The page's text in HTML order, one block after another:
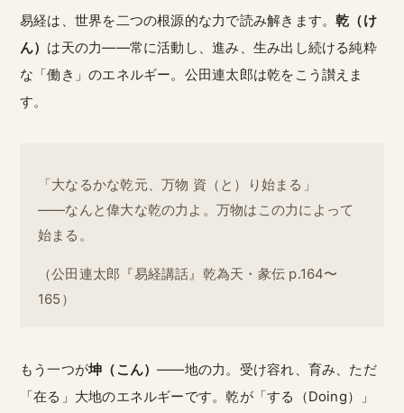
易経は、世界を二つの根源的な力で読み解きます。乾（け
ん） は天の力——常に活動し、進み、生み出し続ける純粋
な「働き」のエネルギー。公田連太郎は乾をこう讃えま
す。
「大なるかな乾元、万物 資（と）り始まる」
——なんと偉大な乾の力よ。万物はこの力によって
始まる。
（公田連太郎『易経講話』乾為天・彖伝 p.164〜
165）
もう一つが坤（こん）——地の力。受け容れ、育み、ただ
「在る」大地のエネルギーです。乾が「する（Doing）」